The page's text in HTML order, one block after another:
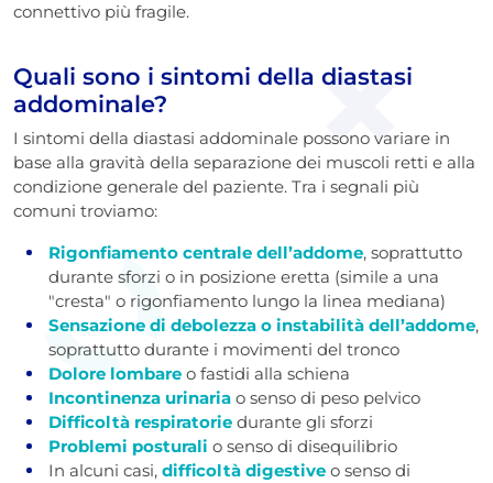
connettivo più fragile.
Quali sono i sintomi della diastasi
addominale?
I sintomi della diastasi addominale possono variare in
base alla gravità della separazione dei muscoli retti e alla
condizione generale del paziente. Tra i segnali più
comuni troviamo:
Rigonfiamento centrale dell’addome, soprattutto
durante sforzi o in posizione eretta (simile a una
"cresta" o rigonfiamento lungo la linea mediana)
Sensazione di debolezza o instabilità dell’addome,
soprattutto durante i movimenti del tronco
Dolore lombare o fastidi alla schiena
Incontinenza urinaria o senso di peso pelvico
Difficoltà respiratorie durante gli sforzi
Problemi posturali o senso di disequilibrio
In alcuni casi, difficoltà digestive o senso di